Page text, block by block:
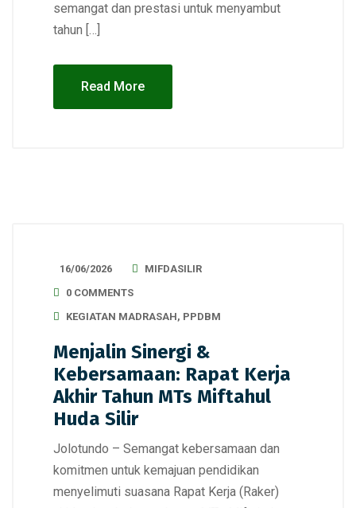
semangat dan prestasi untuk menyambut
tahun […]
Read More
16/06/2026
MIFDASILIR
0 COMMENTS
KEGIATAN MADRASAH, PPDBM
Menjalin Sinergi &
Kebersamaan: Rapat Kerja
Akhir Tahun MTs Miftahul
Huda Silir
Jolotundo – Semangat kebersamaan dan
komitmen untuk kemajuan pendidikan
menyelimuti suasana Rapat Kerja (Raker)